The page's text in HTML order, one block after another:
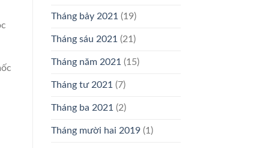
Tháng bảy 2021 (19)
Tháng sáu 2021 (21)
Tháng năm 2021 (15)
Tháng tư 2021 (7)
Tháng ba 2021 (2)
Tháng mười hai 2019(1)